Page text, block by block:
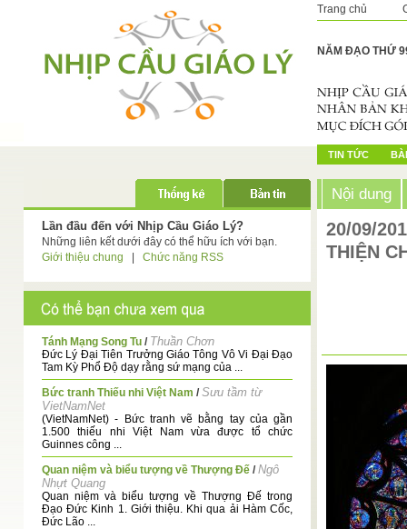
Trang chủ
NĂM ĐẠO THỨ
TIN TỨC
Lần đầu đến với Nhịp Cầu Giáo Lý?
Những liên kết dưới đây có thể hữu ích với bạn.
Giới thiệu chung
Chức năng RSS
Tánh Mạng Song Tu / Thuần Chơn
Đức Lý Đại Tiên Trưởng Giáo Tông Vô Vi Đại Đạo
Tam Kỳ Phổ Độ dạy rằng sứ mạng của ...
Bức tranh Thiếu nhi Việt Nam /Sưu tầm từ
VietNamNet
(VietNamNet) - Bức tranh vẽ bằng tay của gần
1.500 thiếu nhi Việt Nam vừa được tổ chức
Guinnes công ...
Quan niệm và biểu tượng về Thượng Đế /Ngô
Nhựt Quang
Quan niệm và biểu tượng về Thượng Đế trong
Đạo Đức Kinh 1. Giới thiệu. Khi qua ải Hàm Cốc,
Đức Lão ...
Nội dung
20/09/
THIỆN